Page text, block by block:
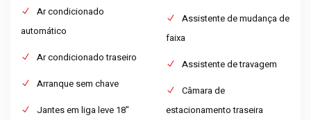
Ar condicionado
automático
Ar condicionado traseiro
Arranque sem chave
Jantes em liga leve 18"
Assistente de mudança de
faixa
Assistente de travagem
Câmara de
estacionamento traseira